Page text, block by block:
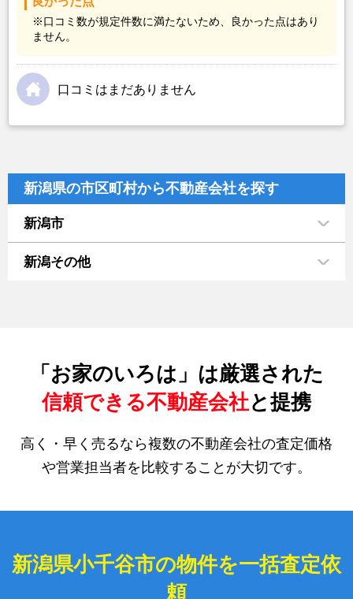
※口コミ数が規定件数に満たないため、良かった点はあり
ません。
口コミはまだありません
新潟県の市区町村から不動産会社を探す
新潟市
新潟その他
「お家のいろは」は厳選された
信頼できる不動産会社と提携
高く・早く売るなら複数の不動産会社の査定価格
や営業担当者を比較することが大切です。
新潟県小千谷市の物件を一括査定依
頼